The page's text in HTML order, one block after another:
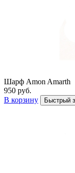
Шарф Amon Amarth
950 руб.
В корзину
Быстрый